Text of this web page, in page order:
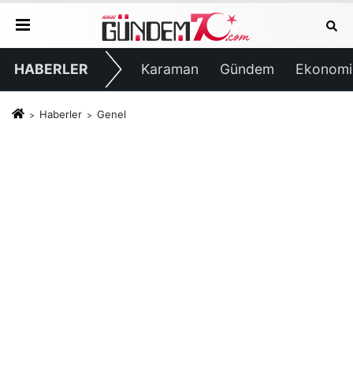
HABERLER Karaman Gündem Ekonomi
Haberler Genel